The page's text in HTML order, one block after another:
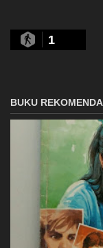
1
BUKU